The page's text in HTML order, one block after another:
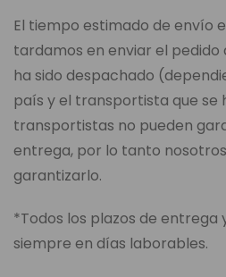
El tiempo estimado de envío
tardamos en enviar el pedido
ha sido despachado
país y el transportista que se
transportistas no pueden
entrega, por lo tanto
garantizarlo.
*Todos los plazos de entrega
siempre en días laborables.